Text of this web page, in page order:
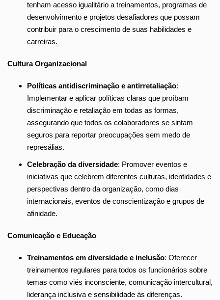
tenham acesso igualitário a treinamentos, programas de
desenvolvimento e projetos desafiadores que possam
contribuir para o crescimento de suas habilidades e
carreiras.
Cultura Organizacional
Políticas antidiscriminação e antirretaliação:
Implementar e aplicar políticas claras que proíbam
discriminação e retaliação em todas as formas,
assegurando que todos os colaboradores se sintam
seguros para reportar preocupações sem medo de
represálias.
Celebração da diversidade: Promover eventos e
iniciativas que celebrem diferentes culturas, identidades e
perspectivas dentro da organização, como dias
internacionais, eventos de conscientização e grupos de
afinidade.
Comunicação e Educação
Treinamentos em diversidade e inclusão: Oferecer
treinamentos regulares para todos os funcionários sobre
temas como viés inconsciente, comunicação intercultural,
liderança inclusiva e sensibilidade às diferenças.